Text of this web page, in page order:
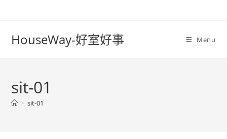
HouseWay-好室好事 Menu
sit-01
> sit-01